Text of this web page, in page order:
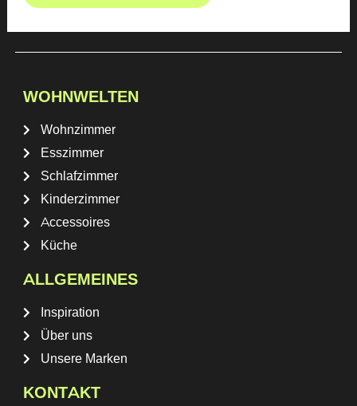
WOHNWELTEN
Wohnzimmer
Esszimmer
Schlafzimmer
Kinderzimmer
Accessoires
Küche
ALLGEMEINES
Inspiration
Über uns
Unsere Marken
KONTAKT